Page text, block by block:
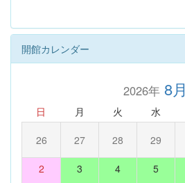
開館カレンダー
2026年8月
日 月 火 水
26 27 28 29
2 3 4 5